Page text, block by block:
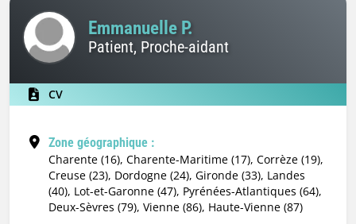
Emmanuelle P.
Patient, Proche-aidant
CV
Zone géographique :
Charente (16), Charente-Maritime (17), Corrèze (19),
Creuse (23), Dordogne (24), Gironde (33), Landes
(40), Lot-et-Garonne (47), Pyrénées-Atlantiques (64),
Deux-Sèvres (79), Vienne (86), Haute-Vienne (87)